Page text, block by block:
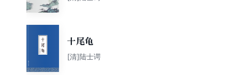
十尾龟
[清]陆士谔